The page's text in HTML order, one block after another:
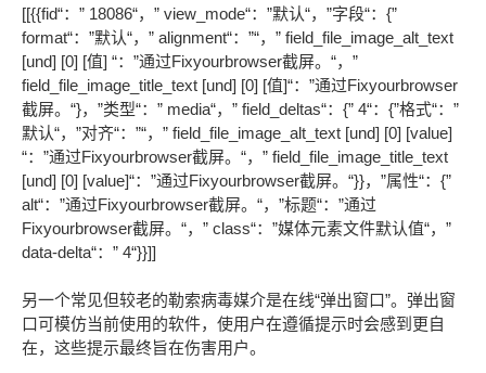
[[{{fid“：” 18086“，” view_mode“：”默认“，”字段“：{”
format“：”默认“，” alignment“：”“，” field_file_image_alt_text
[und] [0] [值] “：”通过Fixyourbrowser截屏。“，”
field_file_image_title_text [und] [0] [值]“：”通过Fixyourbrowser
截屏。“}，”类型“：” media“，” field_deltas“：{” 4“：{”格式“：”
默认“，”对齐“：”“，” field_file_image_alt_text [und] [0] [value]
“：”通过Fixyourbrowser截屏。“，” field_file_image_title_text
[und] [0] [value]“：”通过Fixyourbrowser截屏。“}}，”属性“：{”
alt“：”通过Fixyourbrowser截屏。“，”标题“：”通过
Fixyourbrowser截屏。“，” class“：”媒体元素文件默认值“，”
data-delta“：” 4“}}]]
另一个常见但较老的勒索病毒媒介是在线“弹出窗口”。弹出窗
口可模仿当前使用的软件，使用户在遵循提示时会感到更自
在，这些提示最终旨在伤害用户。